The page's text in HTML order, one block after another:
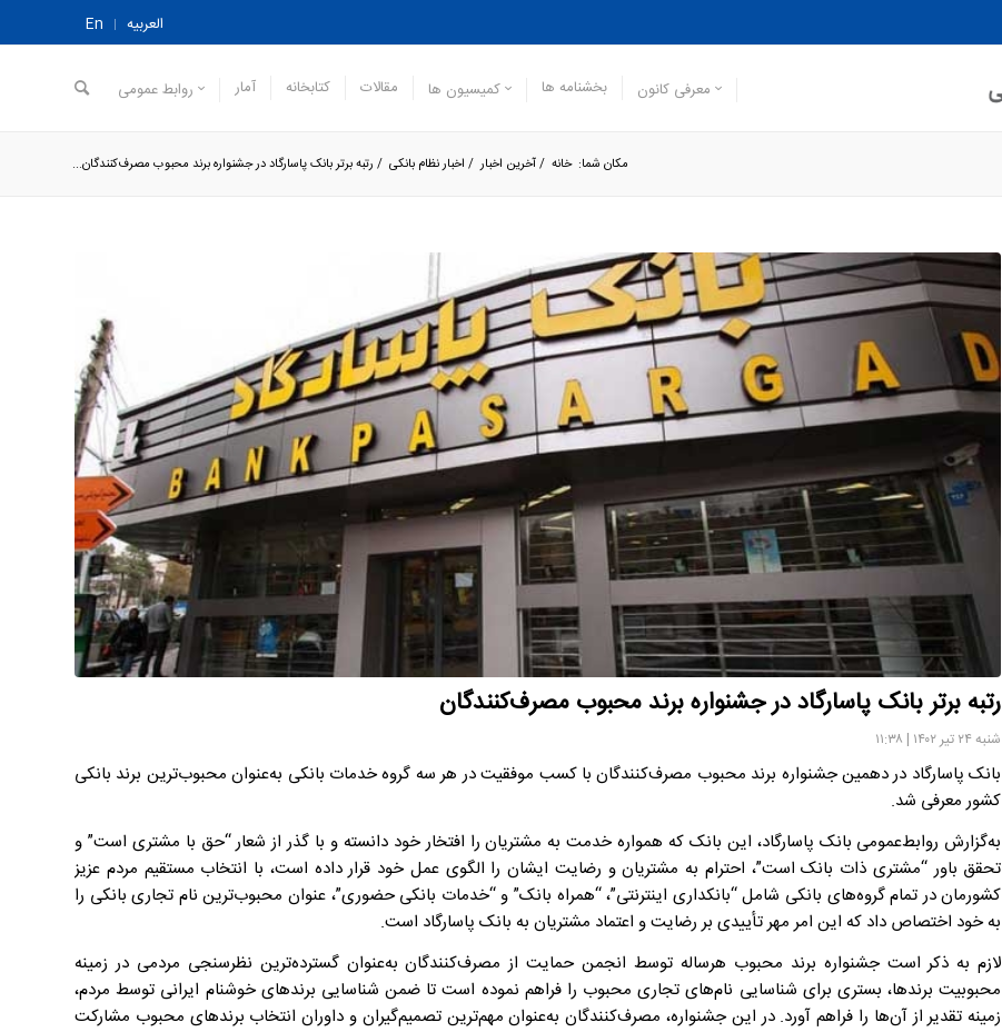
العربیه En
معرفی کانون بخشنامه ها کمیسیون ها مقالات کتابخانه آمار روابط عمومی
مکان شما: خانه /آخرین اخبار / اخبار نظام بانکی / رتبه برتر بانک پاسارگاد در جشنواره برند محبوب مصرف‌کنندگان...
رتبه برتر بانک پاسارگاد در جشنواره برند محبوب مصرف‌کنندگان
شنبه ۲۴ تیر ۱۴۰۲ | ۱۱:۳۸
بانک پاسارگاد در دهمین جشنواره برند محبوب مصرف‌کنندگان با کسب موفقیت در هر سه گروه خدمات بانکی به‌عنوان محبوب‌ترین برند بانکی
کشور معرفی شد.
به‌گزارش روابط‌عمومی بانک پاسارگاد، این بانک که همواره خدمت به مشتریان را افتخار خود دانسته و با گذر از شعار “حق با مشتری است” و
تحقق باور “مشتری ذات بانک است”، احترام به مشتریان و رضایت ایشان را الگوی عمل خود قرار داده است، با انتخاب مستقیم مردم عزیز
کشورمان در تمام گروه‌های بانکی شامل “بانکداری اینترنتی”، “همراه بانک” و “خدمات بانکی حضوری”، عنوان محبوب‌ترین نام تجاری بانکی را
به خود اختصاص داد که این امر مهر تأییدی بر رضایت و اعتماد مشتریان به بانک پاسارگاد است.
لازم به ذکر است جشنواره برند محبوب هرساله توسط انجمن حمایت از مصرف‌کنندگان به‌عنوان گسترده‌ترین نظرسنجی مردمی در زمینه
محبوبیت برندها، بستری برای شناسایی نام‌های تجاری محبوب را فراهم نموده است تا ضمن شناسایی برندهای خوشنام ایرانی توسط مردم،
زمینه تقدیر از آن‌ها‌ را فراهم آورد. در این جشنواره، مصرف‌کنندگان به‌عنوان مهم‌ترین تصمیم‌گیران و داوران انتخاب برندهای محبوب مشارکت